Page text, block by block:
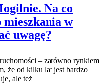
Na co
mieszkania w
uwagę?
– zarówno rynkiem
że od kilku lat jest bardzo
ale też